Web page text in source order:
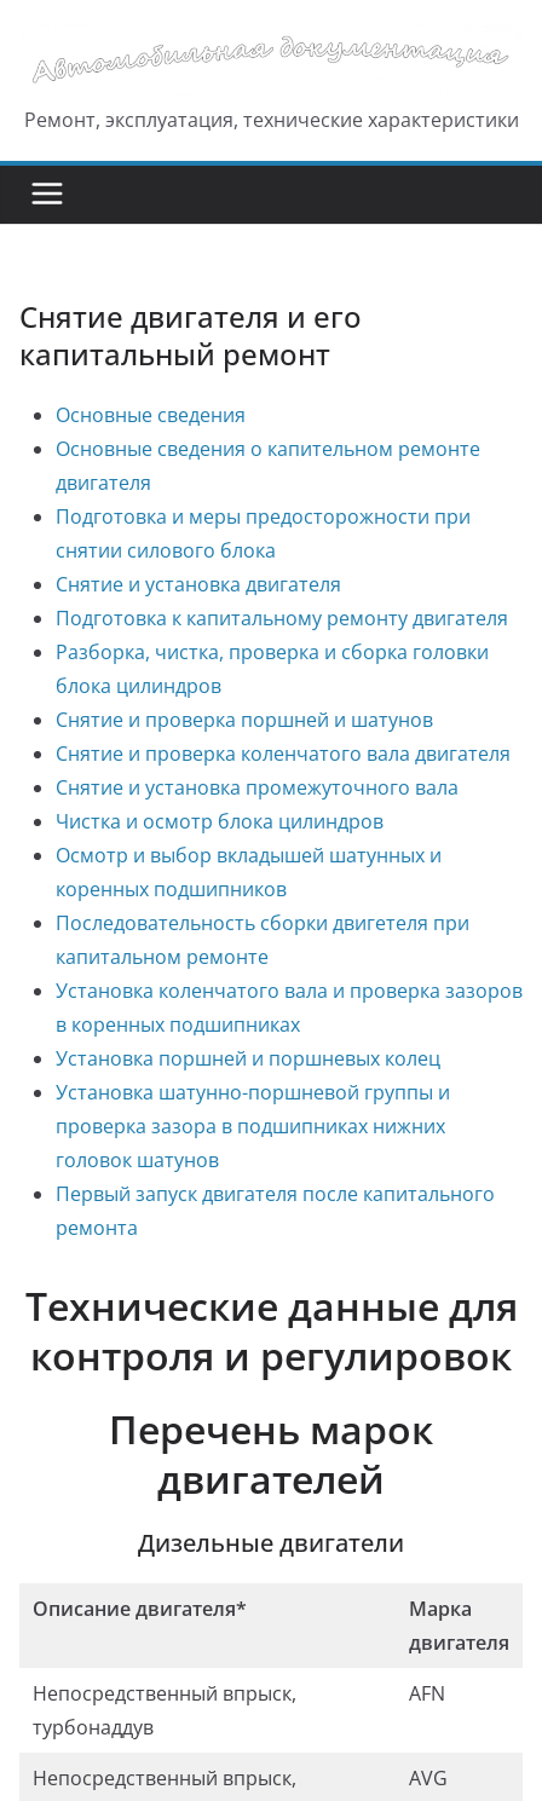
содержимому
Ремонт, эксплуатация, технические характеристики
Снятие двигателя и его
капитальный ремонт
Основные сведения
Основные сведения о капительном ремонте
двигателя
Подготовка и меры предосторожности при
снятии силового блока
Снятие и установка двигателя
Подготовка к капитальному ремонту двигателя
Разборка, чистка, проверка и сборка головки
блока цилиндров
Снятие и проверка поршней и шатунов
Снятие и проверка коленчатого вала двигателя
Снятие и установка промежуточного вала
Чистка и осмотр блока цилиндров
Осмотр и выбор вкладышей шатунных и
коренных подшипников
Последовательность сборки двигетеля при
капитальном ремонте
Установка коленчатого вала и проверка зазоров
в коренных подшипниках
Установка поршней и поршневых колец
Установка шатунно-поршневой группы и
проверка зазора в подшипниках нижних
головок шатунов
Первый запуск двигателя после капитального
ремонта
Технические данные для
контроля и регулировок
Перечень марок
двигателей
Дизельные двигатели
Описание двигателя*
Марка
двигателя
Непосредственный впрыск,
турбонаддув
AFN
Непосредственный впрыск,
AVG